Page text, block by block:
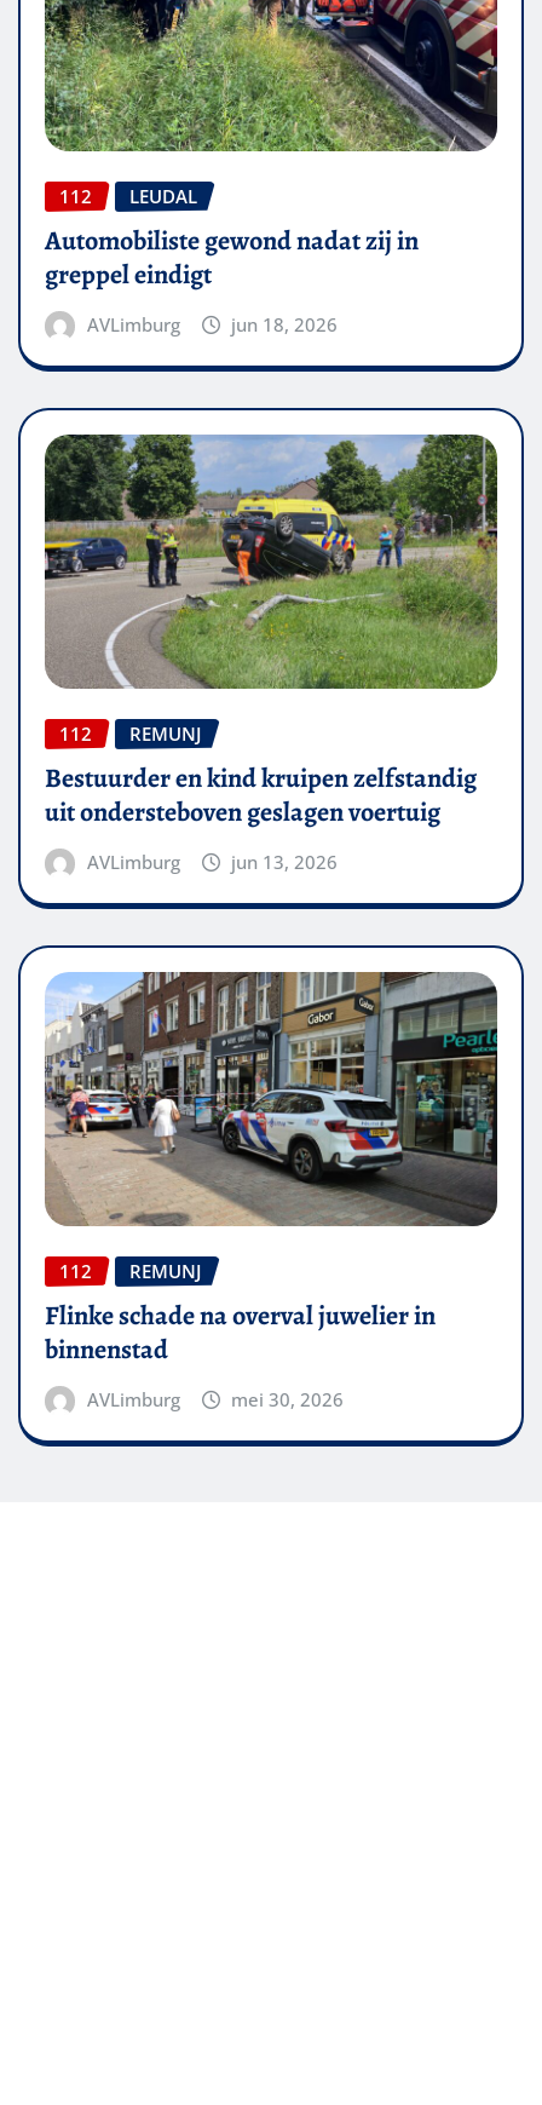
112 LEUDAL
Automobiliste gewond nadat zij in
greppel eindigt
AVLimburg jun 18, 2026
112 REMUNJ
Bestuurder en kind kruipen zelfstandig
uit ondersteboven geslagen voertuig
AVLimburg jun 13, 2026
112 REMUNJ
Flinke schade na overval juwelier in
binnenstad
AVLimburg mei 30, 2026